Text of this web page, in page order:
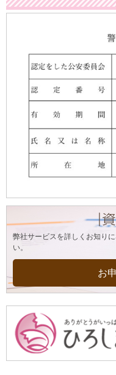
弊社サービスを詳しくお知り
い。
お